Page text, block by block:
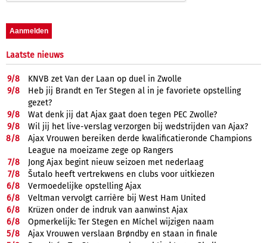
Laatste nieuws
9/8
KNVB zet Van der Laan op duel in Zwolle
9/8
Heb jij Brandt en Ter Stegen al in je favoriete opstelling
gezet?
9/8
Wat denk jij dat Ajax gaat doen tegen PEC Zwolle?
9/8
Wil jij het live-verslag verzorgen bij wedstrijden van Ajax?
8/8
Ajax Vrouwen bereiken derde kwalificatieronde Champions
League na moeizame zege op Rangers
7/8
Jong Ajax begint nieuw seizoen met nederlaag
7/8
Šutalo heeft vertrekwens en clubs voor uitkiezen
6/8
Vermoedelijke opstelling Ajax
6/8
Veltman vervolgt carrière bij West Ham United
6/8
Krüzen onder de indruk van aanwinst Ajax
6/8
Opmerkelijk: Ter Stegen en Míchel wijzigen naam
5/8
Ajax Vrouwen verslaan Brøndby en staan in finale